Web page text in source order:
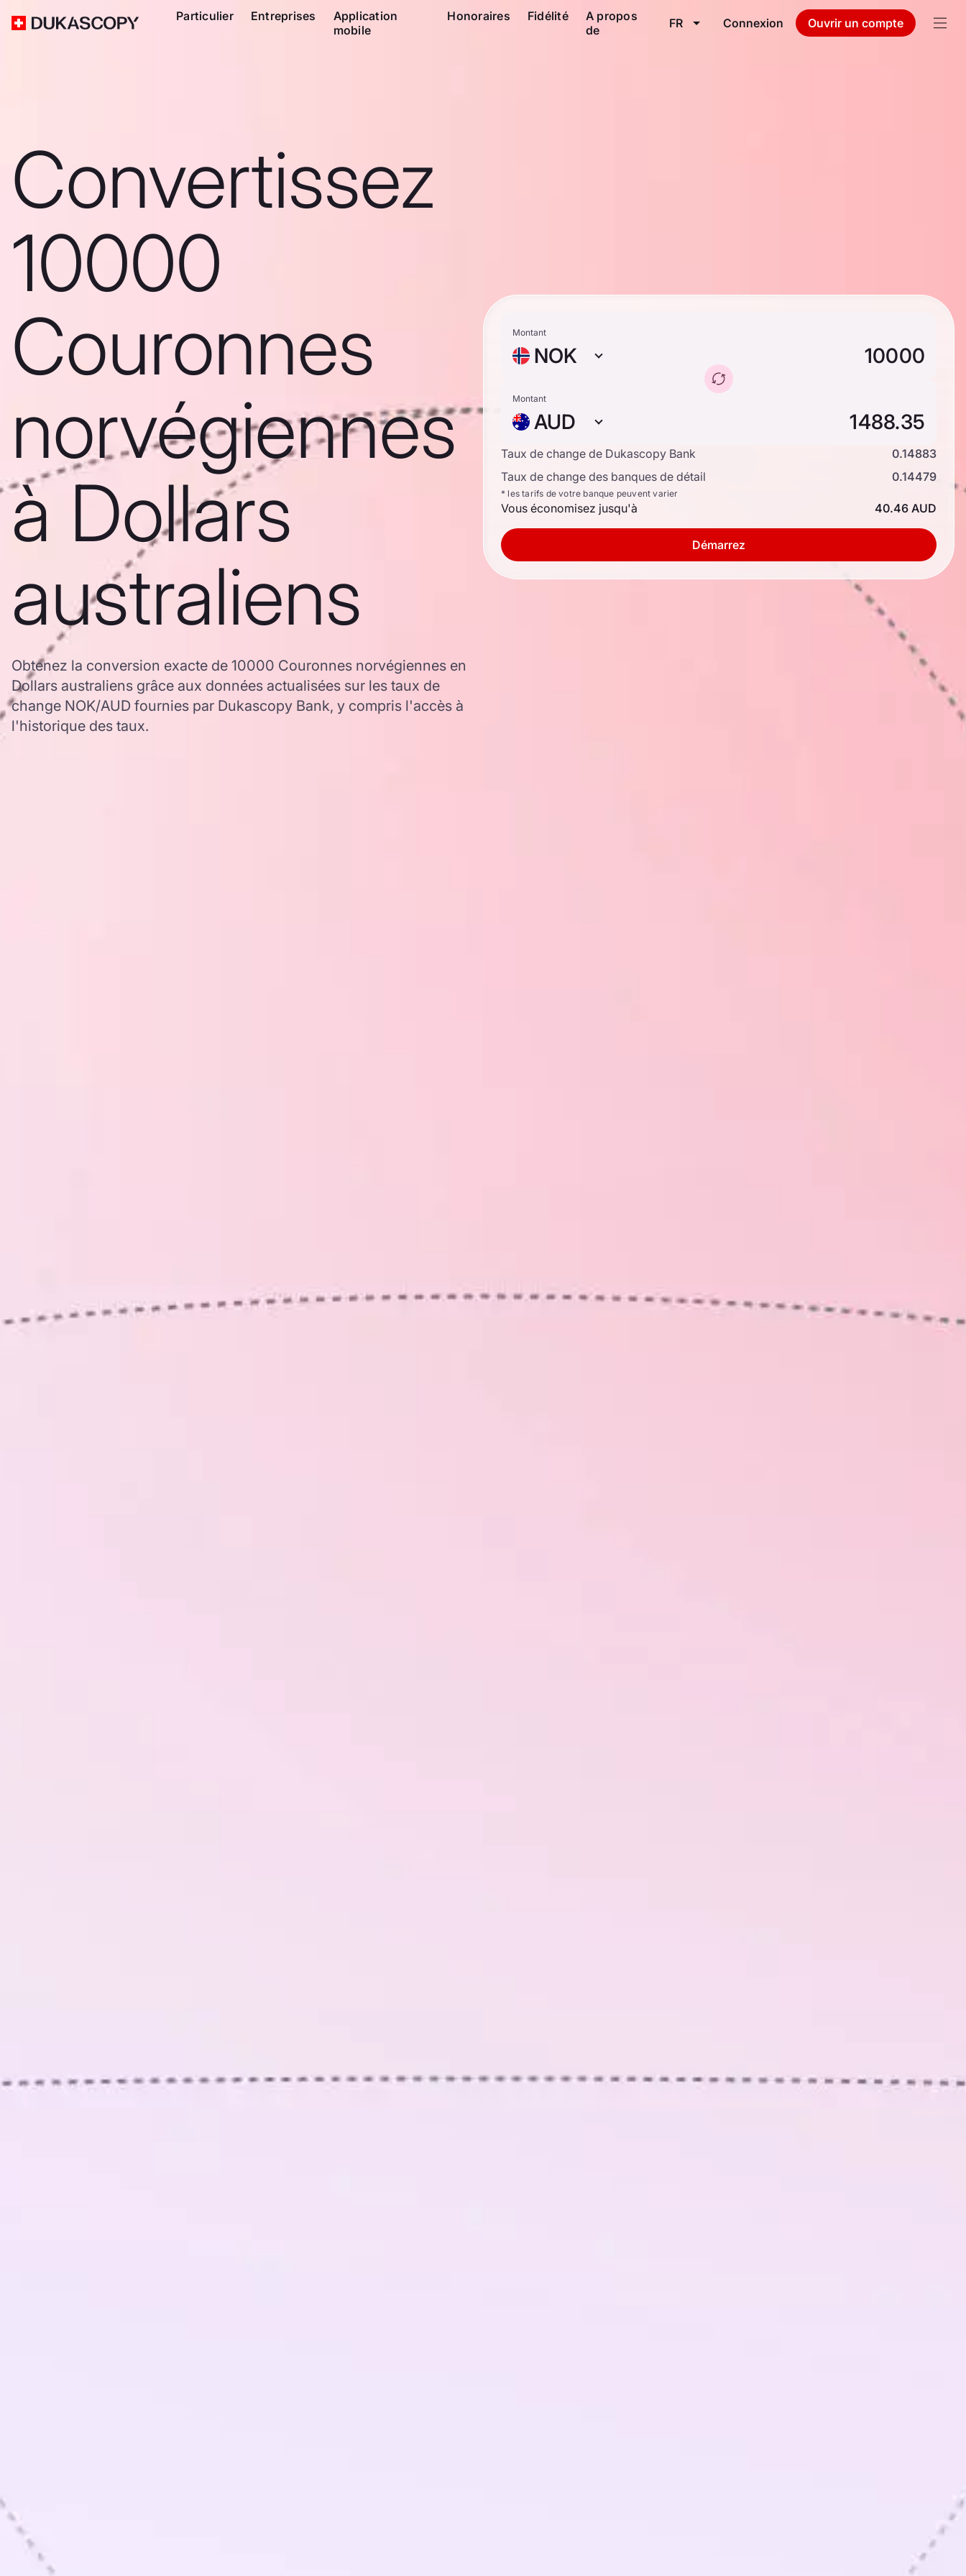
Particulier Entreprises
Application
mobile
Honoraires Fidélité
A propos
de
FR Connexion Ouvrir un compte
Convertissez
10000
Couronnes
norvégiennes
à Dollars
australiens
Obtenez la conversion exacte de 10000 Couronnes norvégiennes en
Dollars australiens grâce aux données actualisées sur les taux de
change NOK/AUD fournies par Dukascopy Bank, y compris l'accès à
l'historique des taux.
Montant
NOK
Montant
AUD
Taux de change de Dukascopy Bank
0.14883
Taux de change des banques de détail
0.14479
* les tarifs de votre banque peuvent varier
Vous économisez jusqu'à 40.46 AUD
Démarrez